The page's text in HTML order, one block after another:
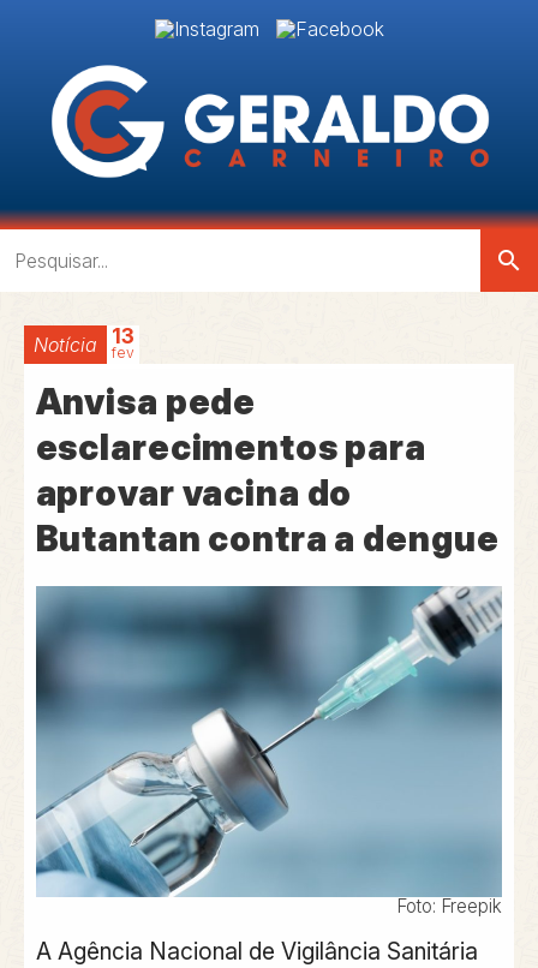
search
Notícia 13
fev
Anvisa pede
esclarecimentos para
aprovar vacina do
Butantan contra a dengue
Foto: Freepik
A Agência Nacional de Vigilância Sanitária